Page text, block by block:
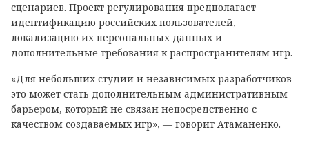
сценариев. Проект регулирования предполагает
идентификацию российских пользователей,
локализацию их персональных данных и
дополнительные требования к распространителям игр.
«Для небольших студий и независимых разработчиков
это может стать дополнительным административным
барьером, который не связан непосредственно с
качеством создаваемых игр», — говорит Атаманенко.